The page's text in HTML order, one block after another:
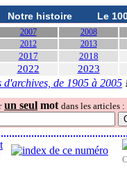
Notre histoire Le
2007
2008
2012 2013
2017 2018
2022 2023
d'archives, de 1905 à 2005
un seul mot dans les articles :